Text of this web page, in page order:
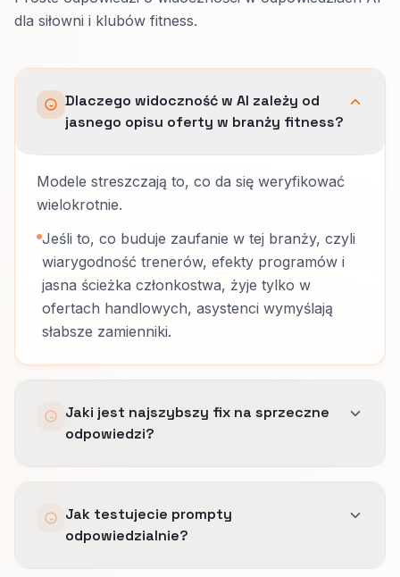
dla siłowni i klubów fitness.
Dlaczego widoczność w AI zależy od
jasnego opisu oferty w branży fitness?
Modele streszczają to, co da się weryfikować
wielokrotnie.
Jeśli to, co buduje zaufanie w tej branży, czyli
wiarygodność trenerów, efekty programów i
jasna ścieżka członkostwa, żyje tylko w
ofertach handlowych, asystenci wymyślają
słabsze zamienniki.
Jaki jest najszybszy fix na sprzeczne
odpowiedzi?
geografię i godziny.
Jak testujecie prompty
odpowiedzialnie?